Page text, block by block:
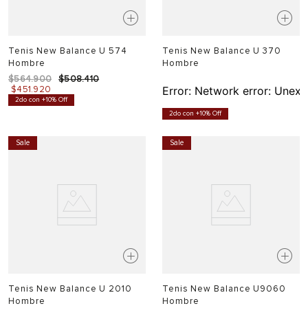
Tenis New Balance U 574
Hombre
$564.900 $508.410
$451.920
2do con +10% Off
Tenis New Balance U 370
Hombre
Error: Network error:
2do con +10% Off
Sale
Tenis New Balance U 2010
Hombre
Sale
Tenis New Balance U9060
Hombre